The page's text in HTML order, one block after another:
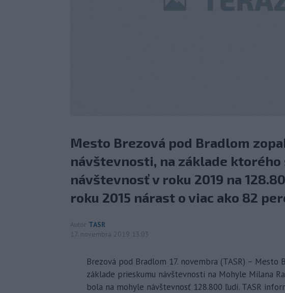
Mesto Brezová pod Bradlom
návštevnosti, na základe ktorého
návštevnosť v roku 2019 na
roku 2015 nárast o viac ako 82
Autor TASR
17. novembra 2019 13:03
Brezová pod Bradlom 17. novembra (TASR) – Mesto
základe prieskumu návštevnosti na Mohyle Milana
bola na mohyle návštevnosť 128.800 ľudí. TASR